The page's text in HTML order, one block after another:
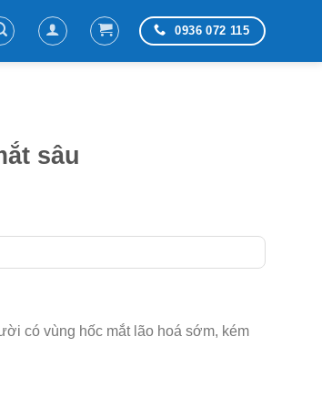
0936 072 115
sâu
có vùng hốc mắt lão hoá sớm, kém